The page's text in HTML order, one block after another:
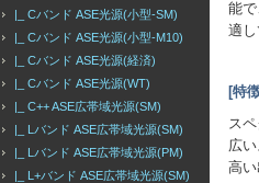
|_ Cバンド ASE光源(小型-SM)
|_ Cバンド ASE光源(小型-M10)
|_ Cバンド ASE光源(経済)
|_ Cバンド ASE光源(WT)
|_ C++ ASE広帯域光源(SM)
|_ Lバンド ASE広帯域光源(SM)
|_ Lバンド ASE広帯域光源(PM)
|_ L+バンド ASE広帯域光源(SM)
能
適し
[特
ス
広
高